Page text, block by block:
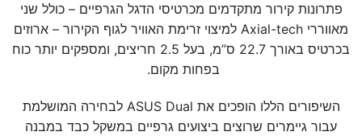
פתרונות קירור מתקדמים מכרטיסי הדגל הגרפיים – כולל שני
מאווררי Axial-tech למיצוי זרימת האוויר לגוף הקירור – ארוזים
בכרטיס באורך 22.7 ס”מ, בעל 2.5 חריצים, ומספקים יותר כוח
בפחות מקום.
השיפורים הללו הופכים את ASUS Dual לבחירה המושלמת
עבור גיימרים שרוצים ביצועים גרפיים במשקל כבד במבנה